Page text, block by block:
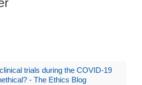
trials during the COVID-19
- The Ethics Blog